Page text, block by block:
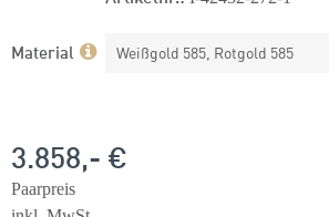
Material Weißgold 585, Rotgold 585
3.858,- €
Paarpreis